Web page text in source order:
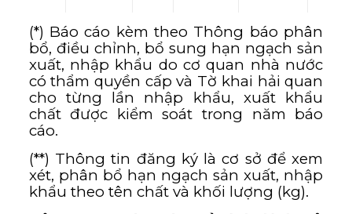
(*) Báo cáo kèm theo Thông báo phân
bổ, điều chỉnh, bổ sung hạn ngạch sản
xuất, nhập khẩu do cơ quan nhà nước
có thẩm quyền cấp và Tờ khai hải quan
cho từng lần nhập khẩu, xuất khẩu
chất được kiểm soát trong năm báo
cáo.
(**) Thông tin đăng ký là cơ sở để xem
xét, phân bổ hạn ngạch sản xuất, nhập
khẩu theo tên chất và khối lượng (kg).